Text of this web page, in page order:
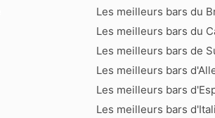
Les meilleurs bars du
Les meilleurs bars du
Les meilleurs bars de
Les meilleurs bars
Les meilleurs bars
Les meilleurs bars